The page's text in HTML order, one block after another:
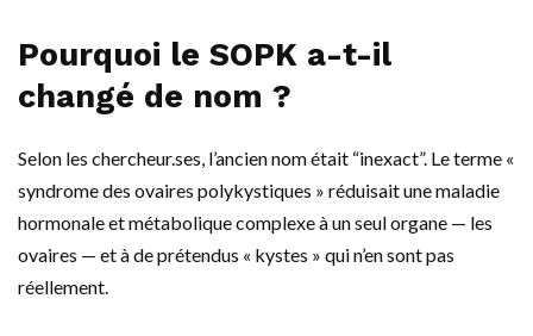
Pourquoi le SOPK a-t-il
changé de nom ?
Selon les chercheur.ses, l’ancien nom était “inexact”. Le terme «
syndrome des ovaires polykystiques » réduisait une maladie
hormonale et métabolique complexe à un seul organe — les
ovaires — et à de prétendus « kystes » qui n’en sont pas
réellement.